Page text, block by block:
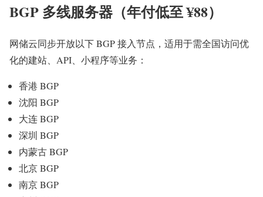
BGP 多线服务器（年付低至 ¥88）
网储云同步开放以下 BGP 接入节点，适用于需全国访问优
化的建站、API、小程序等业务：
香港 BGP
沈阳 BGP
大连 BGP
深圳 BGP
内蒙古 BGP
北京 BGP
南京 BGP